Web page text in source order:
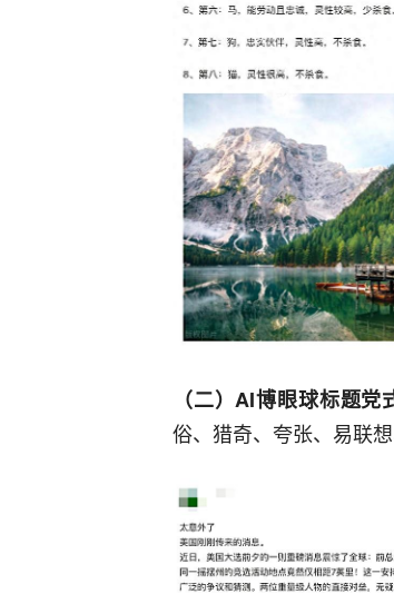
（二）AI博眼球标题党
俗、猎奇、夸张、易联